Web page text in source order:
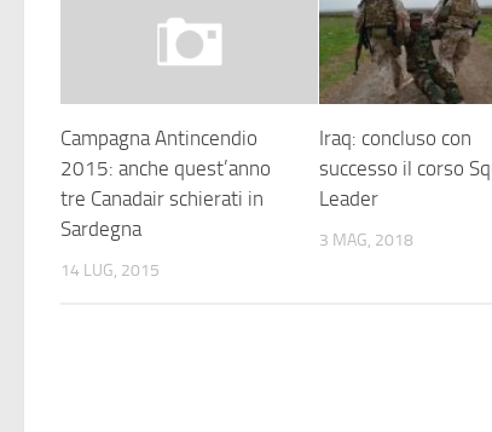
Campagna Antincendio
2015: anche quest’anno
tre Canadair schierati in
Sardegna
14 LUG, 2015
Iraq: concluso con
successo il corso
Leader
3 MAG, 2018